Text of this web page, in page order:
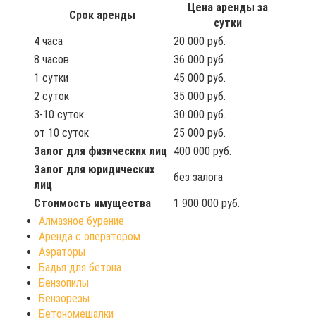
Срок аренды
Цена аренды за
сутки
4 часа
20 000 руб.
8 часов
36 000 руб.
1 сутки
45 000 руб.
2 суток
35 000 руб.
3-10 суток
30 000 руб.
от 10 суток
25 000 руб.
Залог для физических лиц 400 000 руб.
Залог для юридических
лиц
без залога
Стоимость имущества
1 900 000 руб.
Алмазное бурение
Аренда с оператором
Аэраторы
Бадья для бетона
Бензопилы
Бензорезы
Бетономешалки